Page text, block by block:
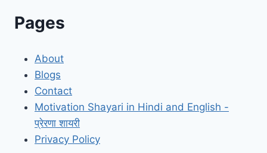
Pages
About
Blogs
Contact
Motivation Shayari in Hindi and English -
प्रेरणा शायरी
Privacy Policy